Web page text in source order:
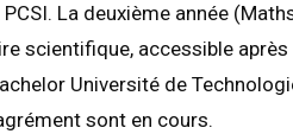
PCSI. La deuxième année
scientifique, accessible après
Université de
sont en cours.